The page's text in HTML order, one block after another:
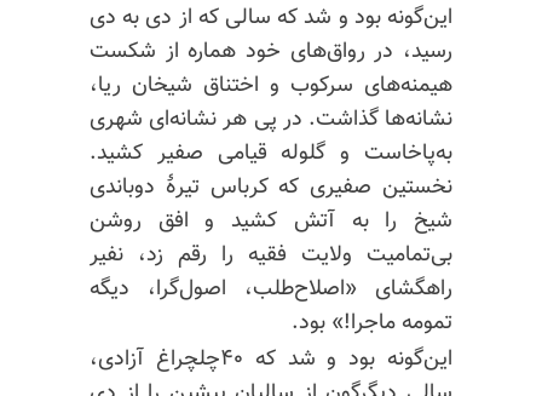
این‌گونه بود و شد که سالی که از دی به دی
رسید، در رواق‌های خود هماره از شکست
هیمنه‌های سرکوب و اختناق شیخان ریا،
نشانه‌ها گذاشت. در پی هر نشانه‌ای شهری
به‌پاخاست و گلوله قیامی صفیر کشید.
نخستین صفیری که کرباس تیرهٔ دوباندی
شیخ را به آتش کشید و افق روشن
بی‌تمامیت ولایت فقیه را رقم زد، نفیر
راهگشای «اصلاح‌طلب، اصول‌گرا، دیگه
تمومه ماجرا!» بود.
این‌گونه بود و شد که ۴۰چلچراغ آزادی،